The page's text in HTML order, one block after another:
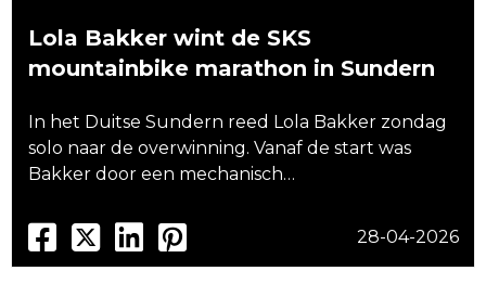
Lola Bakker wint de SKS
mountainbike marathon in Sundern
In het Duitse Sundern reed Lola Bakker zondag
solo naar de overwinning. Vanaf de start was
Bakker door een mechanisch…
28-04-2026